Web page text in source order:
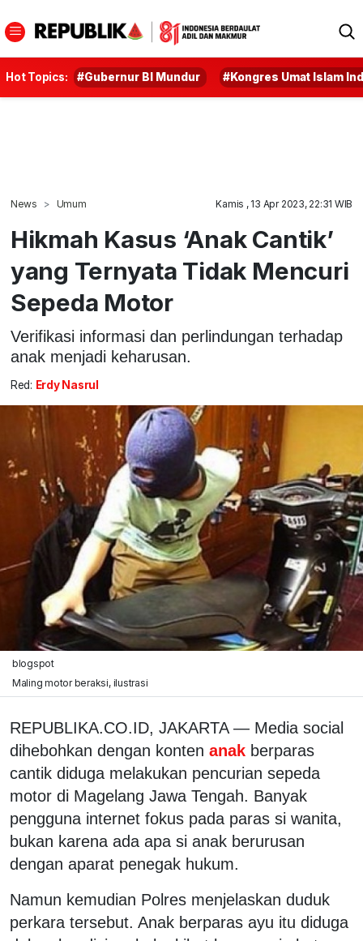
Hot Topics: #Gubernur BI Mundur #Kongres Umat Islam
News Umum Kamis , 13 Apr 2023, 22:31 WIB
Hikmah Kasus ‘Anak Cantik’
yang Ternyata Tidak Mencuri
Sepeda Motor
Verifikasi informasi dan perlindungan terhadap
anak menjadi keharusan.
Red: Erdy Nasrul
blogspot
Maling motor beraksi, ilustrasi
REPUBLIKA.CO.ID, JAKARTA — Media social
dihebohkan dengan konten anak berparas
cantik diduga melakukan pencurian sepeda
motor di Magelang Jawa Tengah. Banyak
pengguna internet fokus pada paras si wanita,
bukan karena ada apa si anak berurusan
dengan aparat penegak hukum.
Namun kemudian Polres menjelaskan duduk
perkara tersebut. Anak berparas ayu itu diduga